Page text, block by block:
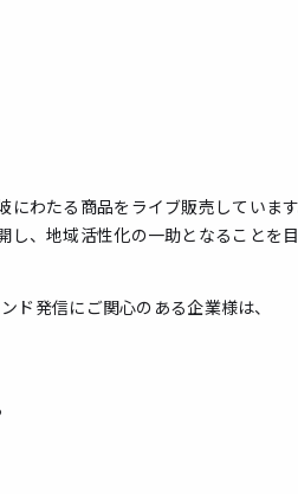
わたる商品をライブ販売していま
、地域活性化の一助となることを目
ド発信にご関心のある企業様は、